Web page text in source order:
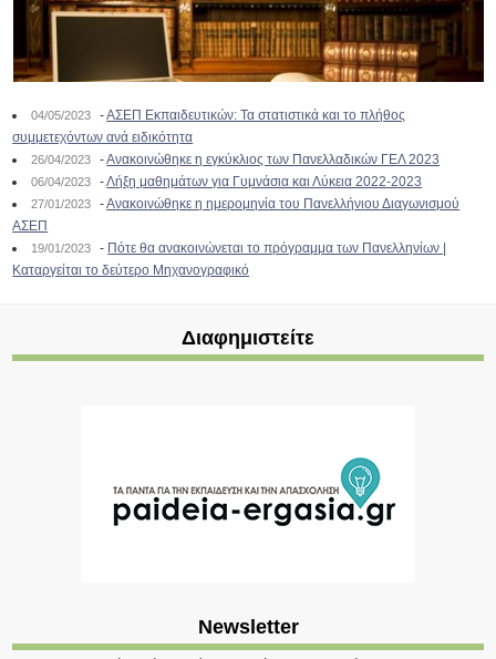
04/05/2023 -ΑΣΕΠ Εκπαιδευτικών: Τα στατιστικά και το πλήθος
συμμετεχόντων ανά ειδικότητα
26/04/2023 -Ανακοινώθηκε η εγκύκλιος των Πανελλαδικών ΓΕΛ 2023
06/04/2023 -Λήξη μαθημάτων για Γυμνάσια και Λύκεια 2022-2023
27/01/2023 -Ανακοινώθηκε η ημερομηνία του Πανελλήνιου Διαγωνισμού
ΑΣΕΠ
19/01/2023 - Πότε θα ανακοινώνεται το πρόγραμμα των Πανελληνίων |
Καταργείται το δεύτερο Μηχανογραφικό
Διαφημιστείτε
Newsletter